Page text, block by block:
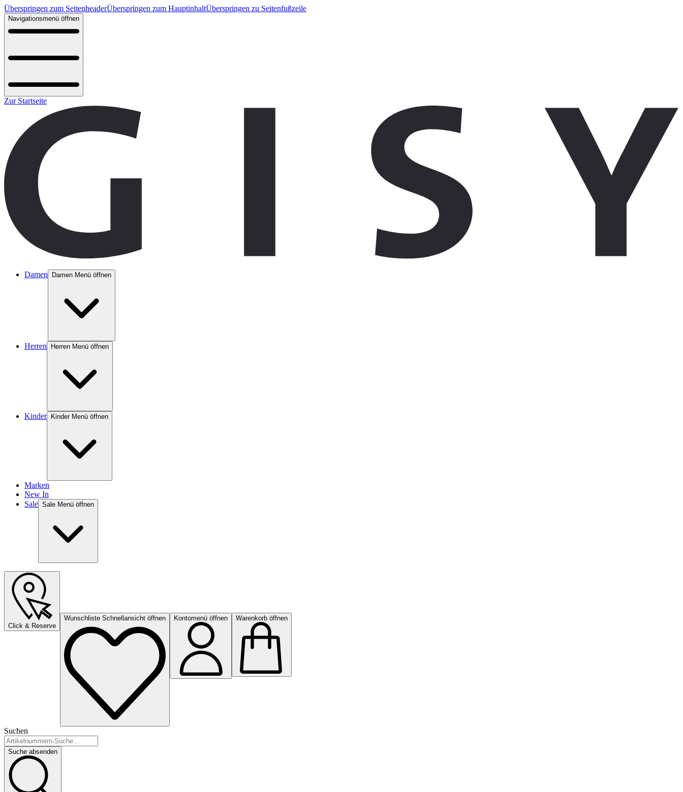
Überspringen zum SeitenheaderÜberspringen zum HauptinhaltÜberspringen zu Seitenfußzeile
Navigationsmenü öffnen
Zur Startseite
Damen Damen Menü öffnen
Herren Herren Menü öffnen
Kinder Kinder Menü öffnen
Marken
New In
Sale Sale Menü öffnen
Click & Reserve
Wunschliste Schnellansicht öffnen Kontomenü öffnen Warenkorb öffnen
Suchen
Suche absenden